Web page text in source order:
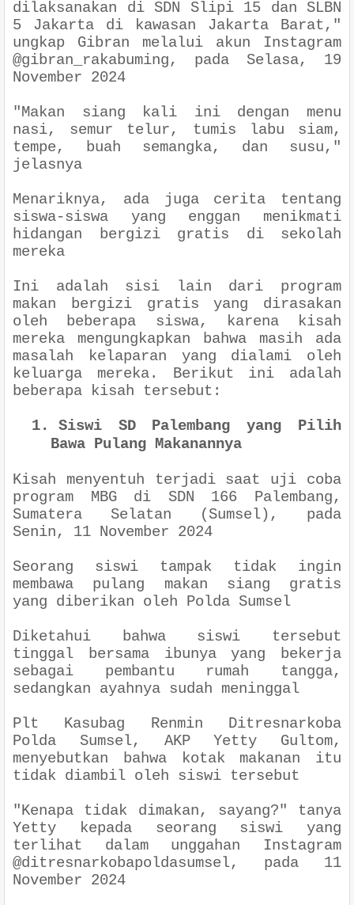
dilaksanakan di SDN Slipi 15 dan SLBN
5 Jakarta di kawasan Jakarta Barat,"
ungkap Gibran melalui akun Instagram
@gibran_rakabuming, pada Selasa, 19
November 2024
"Makan siang kali ini dengan menu
nasi, semur telur, tumis labu siam,
tempe, buah semangka, dan susu,"
jelasnya
Menariknya, ada juga cerita tentang
siswa-siswa yang enggan menikmati
hidangan bergizi gratis di sekolah
mereka
Ini adalah sisi lain dari program
makan bergizi gratis yang dirasakan
oleh beberapa siswa, karena kisah
mereka mengungkapkan bahwa masih ada
masalah kelaparan yang dialami oleh
keluarga mereka. Berikut ini adalah
beberapa kisah tersebut:
1.
Siswi SD Palembang yang Pilih
Bawa Pulang Makanannya
Kisah menyentuh terjadi saat uji coba
program MBG di SDN 166 Palembang,
Sumatera Selatan (Sumsel), pada
Senin, 11 November 2024
Seorang siswi tampak tidak ingin
membawa pulang makan siang gratis
yang diberikan oleh Polda Sumsel
Diketahui bahwa siswi tersebut
tinggal bersama ibunya yang bekerja
sebagai pembantu rumah tangga,
sedangkan ayahnya sudah meninggal
Plt Kasubag Renmin Ditresnarkoba
Polda Sumsel, AKP Yetty Gultom,
menyebutkan bahwa kotak makanan itu
tidak diambil oleh siswi tersebut
"Kenapa tidak dimakan, sayang?" tanya
Yetty kepada seorang siswi yang
terlihat dalam unggahan Instagram
@ditresnarkobapoldasumsel, pada 11
November 2024